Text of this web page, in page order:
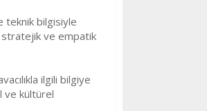
teknik bilgisiyle
stratejik ve empatik
ilgili bilgiye
ve kültürel